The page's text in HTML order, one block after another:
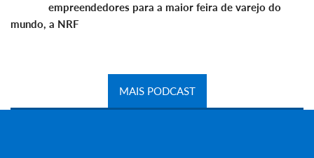
empreendedores para a maior feira de varejo do
mundo, a NRF
MAIS PODCAST